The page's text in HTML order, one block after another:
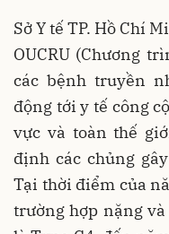
Sở Y tế TP. Hồ Chí
OUCRU (Chương
các bệnh truyền
động tới y tế công
vực và toàn thế
định các chủng
Tại thời điểm của
trường hợp nặng